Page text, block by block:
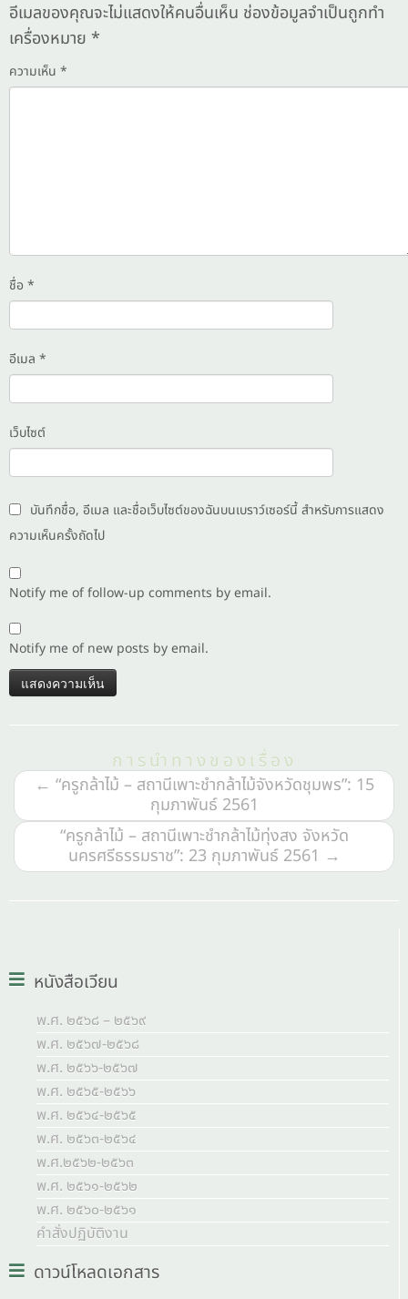
อีเมลของคุณจะไม่แสดงให้คนอื่นเห็น ช่องข้อมูลจำเป็นถูกทำ
เครื่องหมาย *
ความเห็น *
ชื่อ *
อีเมล *
เว็บไซต์
บันทึกชื่อ, อีเมล และชื่อเว็บไซต์ของฉันบนเบราว์เซอร์นี้ สำหรับการแสดง
ความเห็นครั้งถัดไป
Notify me of follow-up comments by email.
Notify me of new posts by email.
การนำทางของเรื่อง
← “ครูกล้าไม้ – สถานีเพาะชำกล้าไม้จังหวัดชุมพร”: 15
กุมภาพันธ์ 2561
“ครูกล้าไม้ – สถานีเพาะชำกล้าไม้ทุ่งสง จังหวัด
นครศรีธรรมราช”: 23 กุมภาพันธ์ 2561 →
หนังสือเวียน
พ.ศ. ๒๕๖๘ – ๒๕๖๙
พ.ศ. ๒๕๖๗-๒๕๖๘
พ.ศ. ๒๕๖๖-๒๕๖๗
พ.ศ. ๒๕๖๕-๒๕๖๖
พ.ศ. ๒๕๖๔-๒๕๖๕
พ.ศ. ๒๕๖๓-๒๕๖๔
พ.ศ.๒๕๖๒-๒๕๖๓
พ.ศ. ๒๕๖๑-๒๕๖๒
พ.ศ. ๒๕๖๐-๒๕๖๑
คำสั่งปฏิบัติงาน
ดาวน์โหลดเอกสาร